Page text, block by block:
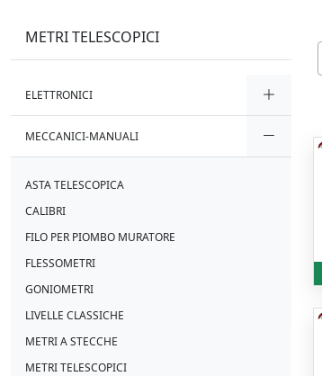
METRI TELESCOPICI
ELETTRONICI
MECCANICI-MANUALI
ASTA TELESCOPICA
CALIBRI
FILO PER PIOMBO MURATORE
FLESSOMETRI
GONIOMETRI
LIVELLE CLASSICHE
METRI A STECCHE
METRI TELESCOPICI